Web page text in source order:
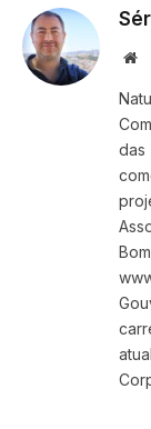
das